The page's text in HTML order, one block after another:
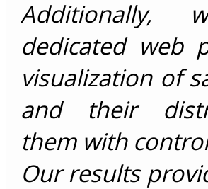
Additionally,
dedicated web
visualization of
and their
them with
Our results